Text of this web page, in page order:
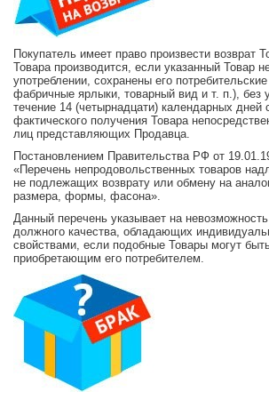
Покупатель имеет право произвести возврат
Товара производится, если указанный Товар
употреблении, сохранены его
фабричные ярлыки, товарный вид и т. п.), без
течение 14 (четырнадцати) календарных дней
фактического получения Товара
лиц представляющих Продавца.
Постановлением Правительства РФ от
«Перечень непродовольственных товаров
не подлежащих возврату или обмену на
размера, формы, фасона».
Данный перечень указывает на
должного качества, обладающих
свойствами, если подобные Товары могут
приобретающим его потребителем.